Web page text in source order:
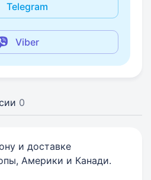
Telegram
Viber
0
и доставке
Америки и Канади.